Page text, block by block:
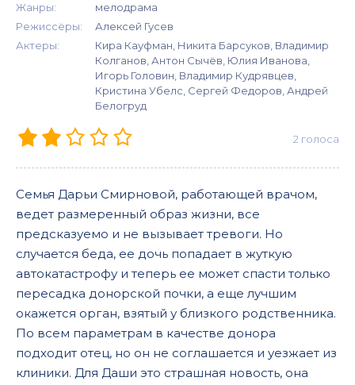
Жанры:
мелодрама
Режиссёры:
Алексей Гусев
Актеры:
Кира Кауфман, Никита Барсуков, Владимир
Колганов, Антон Сычёв, Юлия Иванова,
Игорь Головин, Владимир Кудрявцев,
Кристина Убелс, Сергей Федоров, Андрей
Белогруд
2 голоса
Семья Дарьи Смирновой, работающей врачом,
ведет размеренный образ жизни, все
предсказуемо и не вызывает тревоги. Но
случается беда, ее дочь попадает в жуткую
автокатастрофу и теперь ее может спасти только
пересадка донорской почки, а еще лучшим
окажется орган, взятый у близкого родственника.
По всем параметрам в качестве донора
подходит отец, но он не соглашается и уезжает из
клиники. Для Даши это страшная новость, она